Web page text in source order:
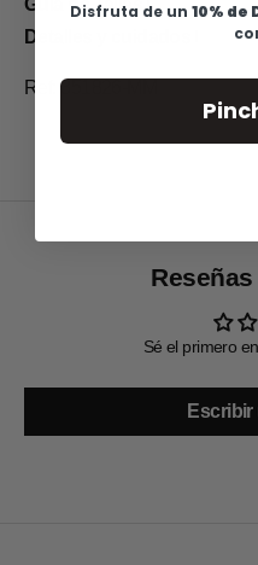
Detalles y cuidados
Ref: 351826-MM
Sé el primero
Escribir
Disfruta de un 10% de